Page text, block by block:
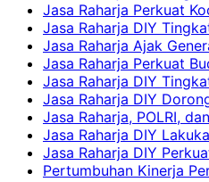
Jasa Raharja Perkuat
Jasa Raharja DIY
Jasa Raharja Ajak
Jasa Raharja Perkuat
Jasa Raharja DIY
Jasa Raharja DIY
Jasa Raharja, POLRI,
Jasa Raharja DIY
Jasa Raharja DIY
Pertumbuhan Kinerja